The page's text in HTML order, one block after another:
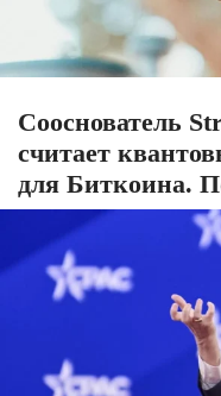
Сооснователь
считает
для Биткоина.